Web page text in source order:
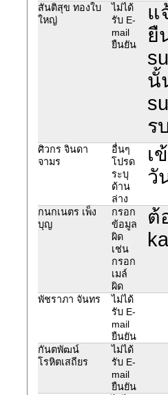
สันติสุข ทองใบ
ใหญ่
ไม่ได้
รับ E-
mail
ยืนยัน
แ
ยื
นั้
ร
ศิวกร จินดา
จามร
อื่นๆ
โปรด
ระบุ
ด้าน
ล่าง
เ
วั
กนกเนตร เพ็ง
บุญ
กรอก
ข้อมูล
ผิด
เช่น
กรอก
เมล์
ผิด
ต้
พัชราภา จันทร
ไม่ได้
รับ E-
mail
ยืนยัน
กันตพัฒน์
โรหิตเสถียร
ไม่ได้
รับ E-
mail
ยืนยัน